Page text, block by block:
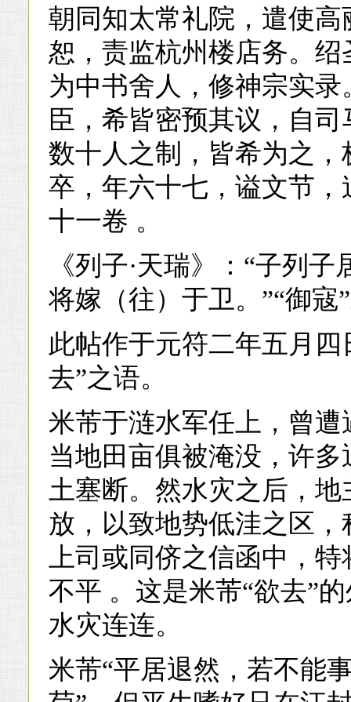
朝同知太常礼院，遣使
恕，责监杭州楼店务。
为中书舍人，修神宗实
臣，希皆密预其议，自
数十人之制，皆希为之
卒，年六十七，谥文节
十一卷 。
《列子·天瑞》：“子列
将嫁（往）于卫。”“御寇
此帖作于元符二年五月
去”之语。
米芾于涟水军任上，曾
当地田亩俱被淹没，许
土塞断。然水灾之后，
放，以致地势低洼之区
上司或同侪之信函中，
不平 。这是米芾“欲去”
水灾连连。
米芾“平居退然，若不能